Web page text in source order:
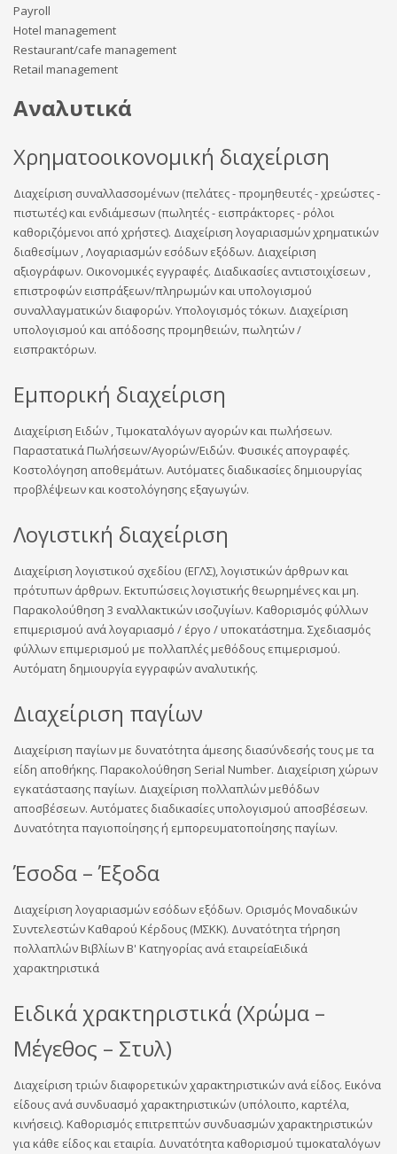
Payroll
Hotel management
Restaurant/cafe management
Retail management
Αναλυτικά
Χρηματοοικονομική διαχείριση
Διαχείριση συναλλασσομένων (πελάτες - προμηθευτές - χρεώστες -
πιστωτές) και ενδιάμεσων (πωλητές - εισπράκτορες - ρόλοι
καθοριζόμενοι από χρήστες). Διαχείριση λογαριασμών χρηματικών
διαθεσίμων , Λογαριασμών εσόδων εξόδων. Διαχείριση
αξιογράφων. Οικονομικές εγγραφές. Διαδικασίες αντιστοιχίσεων ,
επιστροφών εισπράξεων/πληρωμών και υπολογισμού
συναλλαγματικών διαφορών. Υπολογισμός τόκων. Διαχείριση
υπολογισμού και απόδοσης προμηθειών, πωλητών /
εισπρακτόρων.
Εμπορική διαχείριση
Διαχείριση Ειδών , Τιμοκαταλόγων αγορών και πωλήσεων.
Παραστατικά Πωλήσεων/Αγορών/Ειδών. Φυσικές απογραφές.
Κοστολόγηση αποθεμάτων. Αυτόματες διαδικασίες δημιουργίας
προβλέψεων και κοστολόγησης εξαγωγών.
Λογιστική διαχείριση
Διαχείριση λογιστικού σχεδίου (ΕΓΛΣ), λογιστικών άρθρων και
πρότυπων άρθρων. Εκτυπώσεις λογιστικής θεωρημένες και μη.
Παρακολούθηση 3 εναλλακτικών ισοζυγίων. Καθορισμός φύλλων
επιμερισμού ανά λογαριασμό / έργο / υποκατάστημα. Σχεδιασμός
φύλλων επιμερισμού με πολλαπλές μεθόδους επιμερισμού.
Αυτόματη δημιουργία εγγραφών αναλυτικής.
Διαχείριση παγίων
Διαχείριση παγίων με δυνατότητα άμεσης διασύνδεσής τους με τα
είδη αποθήκης. Παρακολούθηση Serial Number. Διαχείριση χώρων
εγκατάστασης παγίων. Διαχείριση πολλαπλών μεθόδων
αποσβέσεων. Αυτόματες διαδικασίες υπολογισμού αποσβέσεων.
Δυνατότητα παγιοποίησης ή εμπορευματοποίησης παγίων.
Έσοδα – Έξοδα
Διαχείριση λογαριασμών εσόδων εξόδων. Ορισμός Μοναδικών
Συντελεστών Καθαρού Κέρδους (ΜΣΚΚ). Δυνατότητα τήρηση
πολλαπλών Βιβλίων Β' Κατηγορίας ανά εταιρείαΕιδικά
χαρακτηριστικά
Ειδικά χρακτηριστικά (Χρώμα –
Μέγεθος – Στυλ)
Διαχείριση τριών διαφορετικών χαρακτηριστικών ανά είδος. Εικόνα
είδους ανά συνδυασμό χαρακτηριστικών (υπόλοιπο, καρτέλα,
κινήσεις). Καθορισμός επιτρεπτών συνδυασμών χαρακτηριστικών
για κάθε είδος και εταιρία. Δυνατότητα καθορισμού τιμοκαταλόγων